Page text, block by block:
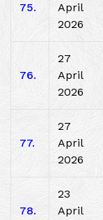
75.
April
2026
76.
27
April
2026
77.
27
April
2026
78.
23
April